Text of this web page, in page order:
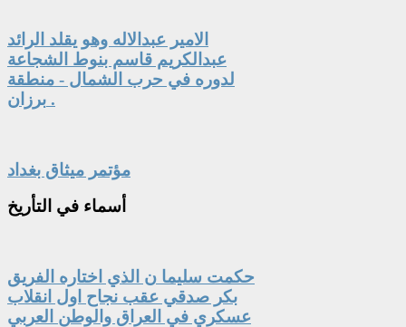
الامير عبدالاله وهو يقلد الرائد
عبدالكريم قاسم بنوط الشجاعة
لدوره في حرب الشمال - منطقة
برزان .
مؤتمر ميثاق بغداد
أسماء في التأريخ
حكمت سليما ن الذي اختاره الفريق
بكر صدقي عقب نجاح اول انقلاب
عسكري في العراق والوطن العربي